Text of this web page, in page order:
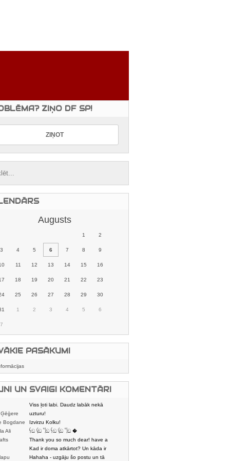
ZIŅO DF SP!
Augusts
1 2
3 4 5 6 7 8 9
11 12 13 14 15 16
18 19 20 21 22 23
25 26 27 28 29 30
1 2 3 4 5 6
7
PASĀKUMI
UN SVAIGI KOMENTĀRI
Viss ļoti labi. Daudz labāk nekā
karstmaizīšu
uzturu!
Bogdane
Izvirzu Kolku!
Ali
𓌜ඞ 𓌱ඞ 𓌏ඞ 𓌜ඞ 𓌱ඞ 𓌏ඞ �
Thank you so much dear! have a
nice day
Kad ir doma atkārtot? Un kāda ir
aptuvenā dalī
Hahaha - uzgāju šo postu un tā